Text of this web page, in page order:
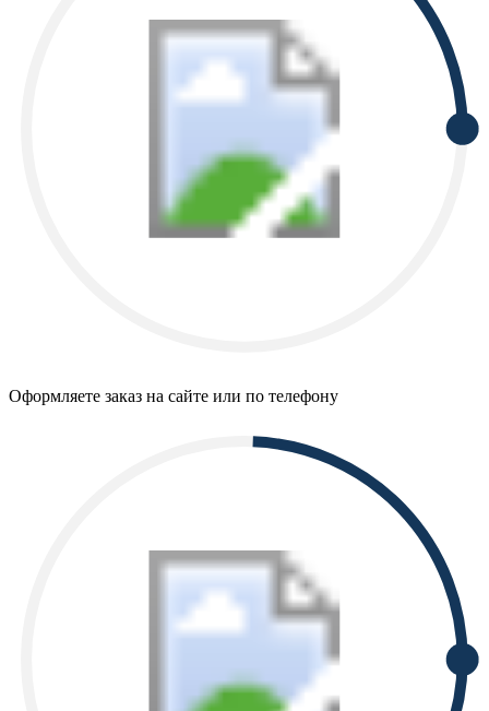
Оформляете заказ на сайте или по телефону